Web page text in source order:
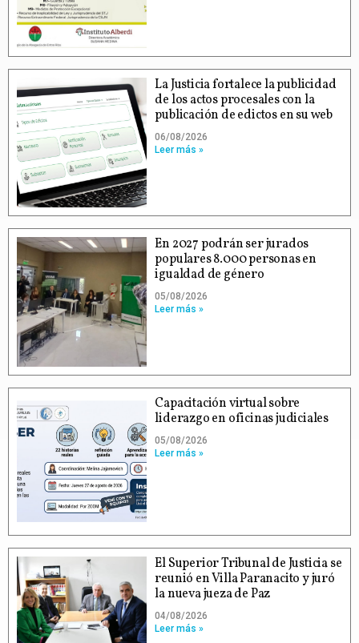
La Justicia fortalece la publicidad
de los actos procesales con la
publicación de edictos en su web
06/08/2026
Leer más »
En 2027 podrán ser jurados
populares 8.000 personas en
igualdad de género
05/08/2026
Leer más »
Capacitación virtual sobre
liderazgo en oficinas judiciales
05/08/2026
Leer más »
El Superior Tribunal de Justicia se
reunió en Villa Paranacito y juró
la nueva jueza de Paz
04/08/2026
Leer más »